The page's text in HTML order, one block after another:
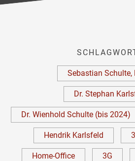
Sebastian Schulte,
Dr. Stephan
Dr. Wienhold Schulte (bis 2024)
Hendrik Karlsfeld
Home-Office 3G